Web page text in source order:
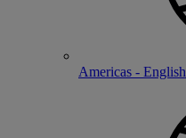
Americas - English